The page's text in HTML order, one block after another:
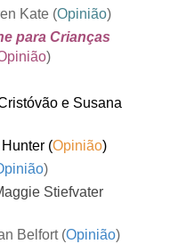
Kate (Opinião)
para Crianças
)
e Susana
(Opinião)
)
Stiefvater
Belfort (Opinião)